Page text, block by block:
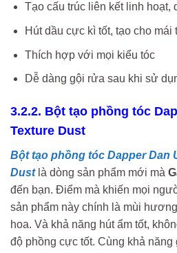
Tạo cấu trúc liên kết linh hoạt,
Hút dầu cực kì tốt, tạo cho mái
Thích hợp với mọi kiểu tóc
Dễ dàng gội rửa sau khi sử
3.2.2. Bột tạo phồng tóc
Texture Dust
Bột tạo phồng tóc Dapper Dan
Dustlà dòng sản phẩm mới mà
đến bạn. Điểm mà khiến mọi
sản phẩm này chính là mùi
hoa. Và khả năng hút ẩm tốt,
độ phồng cực tốt. Cùng khả